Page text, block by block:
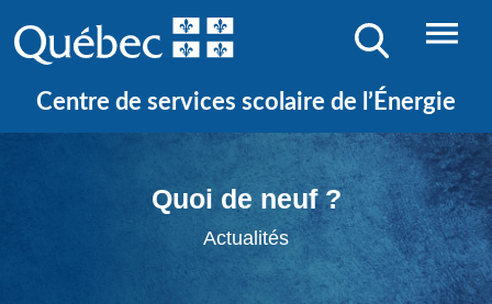
Centre de services scolaire de l’Énergie
Quoi de neuf ?
Actualités